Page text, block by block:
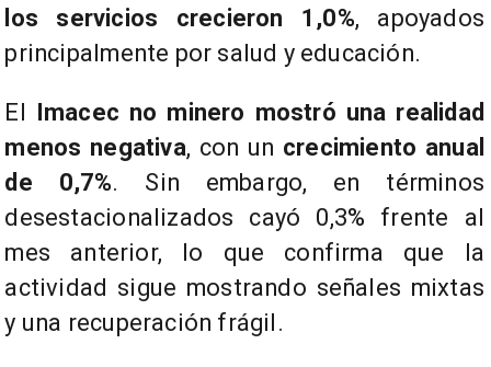
los servicios crecieron 1,0%, apoyados
principalmente por salud y educación.
El
Imacec no minero mostró una realidad
menos negativa, con un crecimiento anual
de 0,7%. Sin embargo, en términos
desestacionalizados cayó 0,3% frente al
mes anterior, lo que confirma que la
actividad sigue mostrando señales mixtas
y una recuperación frágil.